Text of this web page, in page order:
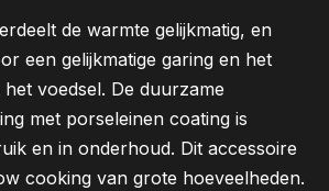
de warmte gelijkmatig, en
een gelijkmatige garing en het
voedsel. De duurzame
met porseleinen coating is
en in onderhoud. Dit accessoire
cooking van grote hoeveelheden.